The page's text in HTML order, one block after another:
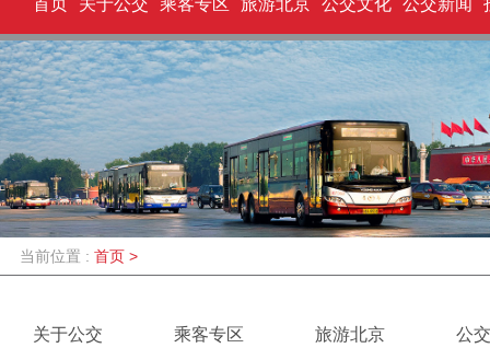
首页 关于公交 乘客专区 旅游北京 公交文化 公交新闻
当前位置 : 首页 >
关于公交 乘客专区 旅游北京
公